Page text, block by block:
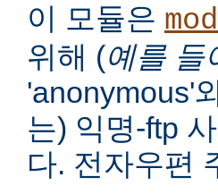
이 모듈은
위해 (예를 들
'anonymous'
는) 익명-ftp
다. 전자우편